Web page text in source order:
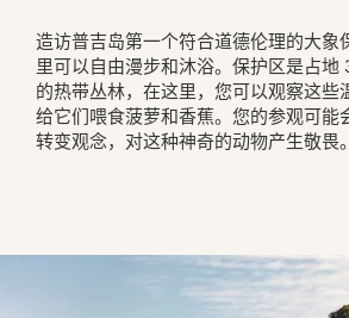
造访普吉岛第一个符合道德伦理的大象
里可以自由漫步和沐浴。保护区是占地
的热带丛林，在这里，您可以观察这些
给它们喂食菠萝和香蕉。您的参观可能
转变观念，对这种神奇的动物产生敬畏。